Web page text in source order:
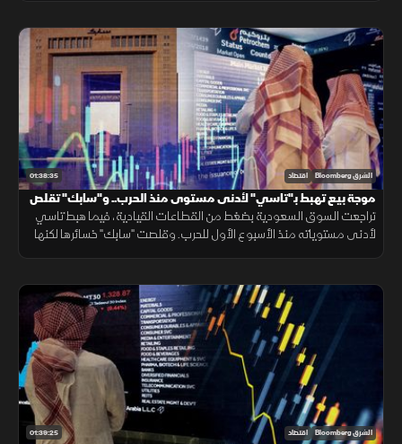
01:38:35 الشرق Bloomberg اقتصاد
موجة بيع تهبط بـ"تاسي" لأدنى مستوى منذ الحرب.. و"سابك" تقلص
خسائرها
تراجعت السوق السعودية بضغط من القطاعات القيادية، فيما هبط تاسي
لأدنى مستوياته منذ الأسبوع الأول للحرب. وقلصت "سابك" خسائرها لكنها
01:39:25 الشرق Bloomberg اقتصاد